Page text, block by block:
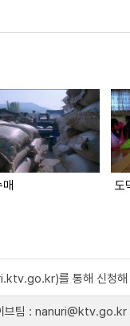
를 통해 신청해
브팀 : nanuri@ktv.go.kr